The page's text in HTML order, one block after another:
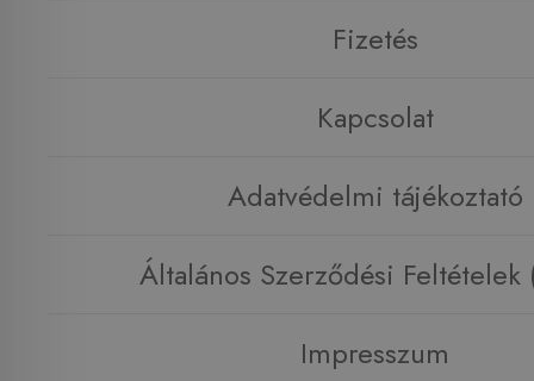
Fizetés
Kapcsolat
Adatvédelmi tájékoztató
Általános Szerződési Feltételek
Impresszum